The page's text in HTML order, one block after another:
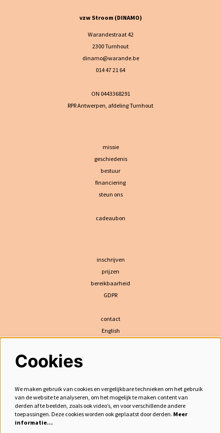
vzw Stroom (DINAMO)
Warandestraat 42
2300 Turnhout
dinamo@warande.be
014 47 21 64
ON 0443368291
RPR Antwerpen, afdeling Turnhout
missie
geschiedenis
bestuur
financiering
steun ons
cadeaubon
inschrijven
prijzen
bereikbaarheid
GDPR
contact
English
meld je aan voor de nieuwsbrief
Cookies
We maken gebruik van cookies en vergelijkbare technieken om het gebruik
van de website te analyseren, om het mogelijk te maken content van
derden af te beelden, zoals ook video’s, en voor verschillende andere
toepassingen. Deze cookies worden ook geplaatst door derden. Meer
informatie…